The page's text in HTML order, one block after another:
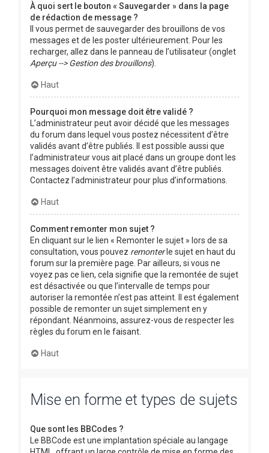
À quoi sert le bouton « Sauvegarder » dans la page
de rédaction de message ?
Il vous permet de sauvegarder des brouillons de vos
messages et de les poster ultérieurement. Pour les
recharger, allez dans le panneau de l’utilisateur (onglet
Aperçu --> Gestion des brouillons).
Haut
Pourquoi mon message doit être validé ?
L’administrateur peut avoir décidé que les messages
du forum dans lequel vous postez nécessitent d’être
validés avant d’être publiés. Il est possible aussi que
l’administrateur vous ait placé dans un groupe dont les
messages doivent être validés avant d’être publiés.
Contactez l’administrateur pour plus d’informations.
Haut
Comment remonter mon sujet ?
En cliquant sur le lien « Remonter le sujet » lors de sa
consultation, vous pouvez remonterle sujet en haut du
forum sur la première page. Par ailleurs, si vous ne
voyez pas ce lien, cela signifie que la remontée de sujet
est désactivée ou que l’intervalle de temps pour
autoriser la remontée n’est pas atteint. Il est également
possible de remonter un sujet simplement en y
répondant. Néanmoins, assurez-vous de respecter les
règles du forum en le faisant.
Haut
Mise en forme et types de sujets
Que sont les BBCodes ?
Le BBCode est une implantation spéciale au langage